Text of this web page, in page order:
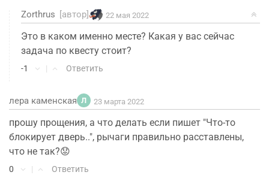
Zorthrus [автор] 22 мая 2022
Это в каком именно месте? Какая у вас сейчас
задача по квесту стоит?
-1 | Ответить
лера каменская Л 23 марта 2022
прошу прощения, а что делать если пишет "Что-то
блокирует дверь..", рычаги правильно расставлены,
что не так?😟
0 | Ответить